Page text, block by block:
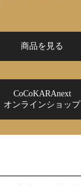
商品を見る
CoCoKARAnext
オンラインショップ